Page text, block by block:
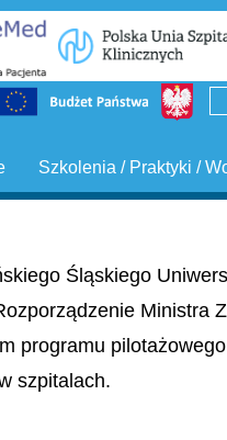
Szkolenia / Praktyki /
Śląskiego
Ministra
programu
szpitalach.